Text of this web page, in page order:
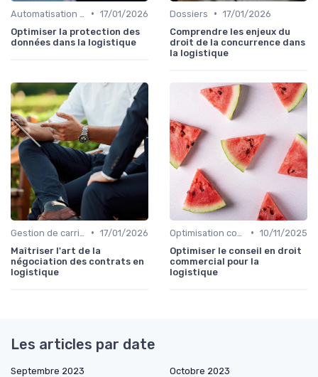
• 17/01/2026
Optimiser la protection des
données dans la logistique
Dossiers • 17/01/2026
Comprendre les enjeux du
droit de la concurrence dans
la logistique
• 17/01/2026
Maîtriser l'art de la
négociation des contrats en
logistique
• 10/11/2025
Optimiser le conseil en droit
commercial pour la
logistique
Les articles par date
Septembre 2023
Octobre 2023